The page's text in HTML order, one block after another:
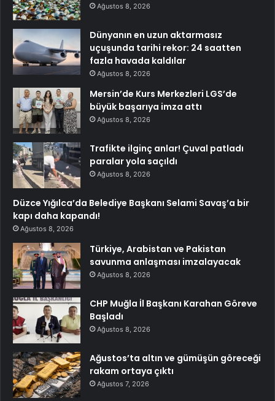
Ağustos 8, 2026
Dünyanın en uzun aktarmasız
uçuşunda tarihi rekor: 24 saatten
fazla havada kaldılar
Ağustos 8, 2026
Mersin’de Kurs Merkezleri LGS’de
büyük başarıya imza attı
Ağustos 8, 2026
Trafikte ilginç anlar! Çuval patladı
paralar yola saçıldı
Ağustos 8, 2026
Düzce Yığılca’da Belediye Başkanı Selami Savaş’a bir
kapı daha kapandı!
Ağustos 8, 2026
Türkiye, Arabistan ve Pakistan
savunma anlaşması imzalayacak
Ağustos 8, 2026
CHP Muğla İl Başkanı Karahan Göreve
Başladı
Ağustos 8, 2026
Ağustos’ta altın ve gümüşün göreceği
rakam ortaya çıktı
Ağustos 7, 2026